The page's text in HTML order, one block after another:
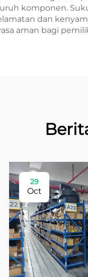
komponen.
dan
aman bagi
29
Oct